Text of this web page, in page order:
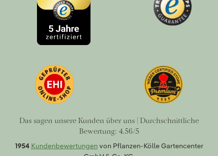
Das sagen unsere Kunden über uns | Durchschnittliche
Bewertung: 4.56/5
1954 Kundenbewertungen von Pflanzen-Kölle Gartencenter